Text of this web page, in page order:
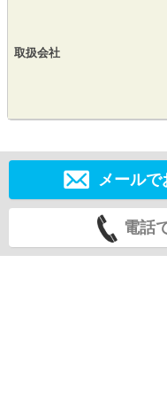
取扱会社
メールで
電話